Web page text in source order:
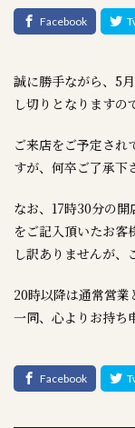
誠に勝手ながら、5
し切りとなりますの
ご来店をご予定され
すが、何卒ご了承下
なお、17時30分の
をご記入頂いたお客
し訳ありませんが、
20時以降は通常営業
一同、心よりお持ち